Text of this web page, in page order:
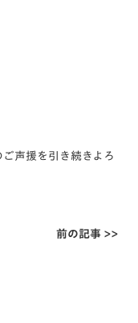
声援を引き続きよろ
前の記事 >>